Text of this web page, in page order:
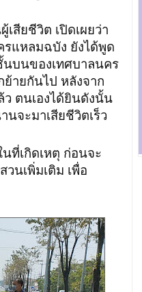
สียชีวิต เปิดเผยว่า
รแหลมฉบัง ยังได้พูด
นบนของเทศบาลนคร
ายกันไป หลังจาก
ตนเองได้ยินดังนั้น
จะมาเสียชีวิตเร็ว
เกิดเหตุ ก่อนจะ
นเพิ่มเติม เพื่อ